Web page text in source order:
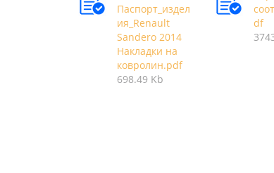
Паспорт_издел
ия_Renault
Sandero 2014
Накладки на
ковролин.pdf
698.49 Kb
df